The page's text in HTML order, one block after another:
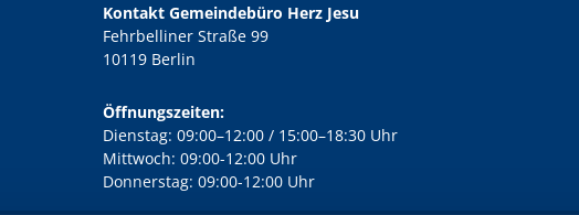
Kontakt Gemeindebüro Herz Jesu
Fehrbelliner Straße 99
10119 Berlin
Öffnungszeiten:
Dienstag: 09:00–12:00 / 15:00–18:30 Uhr
Mittwoch: 09:00-12:00 Uhr
Donnerstag: 09:00-12:00 Uhr